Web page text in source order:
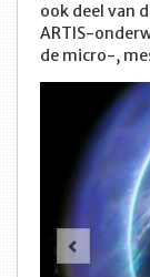
ook deel van
ARTIS-
de micro-,
Vorige